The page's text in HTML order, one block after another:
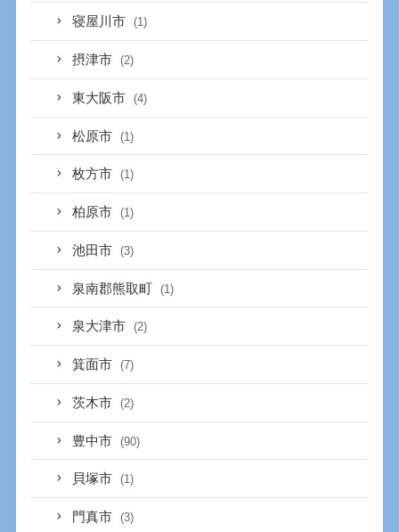
寝屋川市 (1)
摂津市 (2)
東大阪市 (4)
松原市 (1)
枚方市 (1)
柏原市 (1)
池田市 (3)
泉南郡熊取町 (1)
泉大津市 (2)
箕面市 (7)
茨木市 (2)
豊中市 (90)
貝塚市 (1)
門真市 (3)